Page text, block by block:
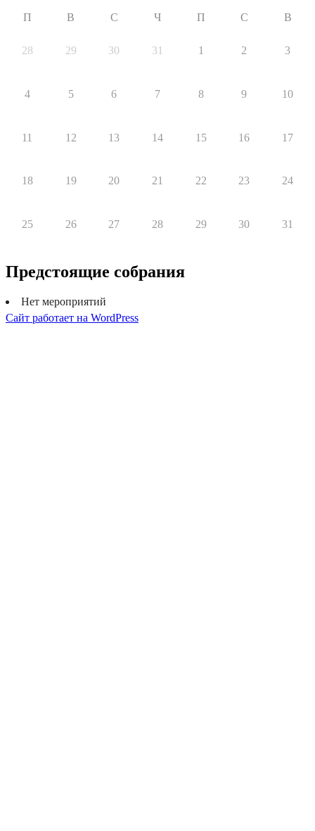
П В С Ч П С В
28 29 30 31 1 2 3
4 5 6 7 8 9 10
11 12 13 14 15 16 17
18 19 20 21 22 23 24
25 26 27 28 29 30 31
Предстоящие собрания
Нет мероприятий
Сайт работает на WordPress